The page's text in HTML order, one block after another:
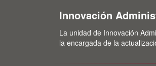
Innovación
La unidad de Innovación
la encargada de la